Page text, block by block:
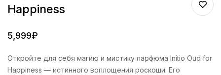
Happiness
5,999₽
Откройте для себя магию и мистику парфюма Initio Oud for
Happiness — истинного воплощения роскоши. Его